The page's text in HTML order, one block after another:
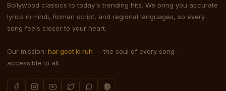
Bollywood classics to today's trending hits. We bring you accurate
lyrics in Hindi, Roman script, and regional languages, so every
song feels closer to your heart.
Our mission: har geet ki ruh — the soul of every song —
accessible to all.